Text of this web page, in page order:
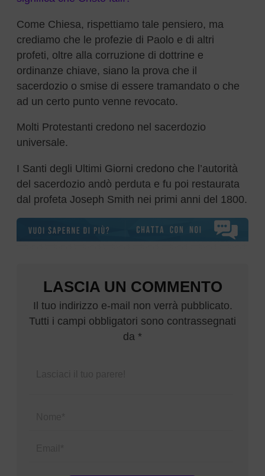
Come Chiesa, rispettiamo tale pensiero, ma
crediamo che le profezie di Paolo e di altri
profeti, oltre alla corruzione di dottrine e
ordinanze chiave, siano la prova che il
sacerdozio o smise di essere tramandato o che
ad un certo punto venne revocato.
Molti Protestanti credono nel sacerdozio
universale.
I Santi degli Ultimi Giorni credono che l’autorità
del sacerdozio andò perduta e fu poi restaurata
dal profeta Joseph Smith nei primi anni del 1800.
LASCIA UN COMMENTO
Il tuo indirizzo e-mail non verrà pubblicato.
Tutti i campi obbligatori sono contrassegnati
da *